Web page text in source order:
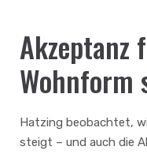
Akzeptanz
Wohnform
Hatzing beobachtet,
steigt – und auch die